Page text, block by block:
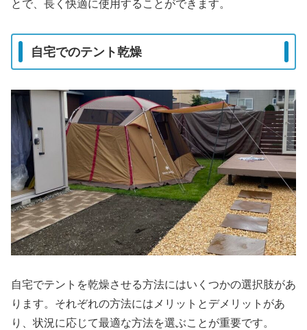
とで、長く快適に使用することができます。
自宅でのテント乾燥
自宅でテントを乾燥させる方法にはいくつかの選択肢があ
ります。それぞれの方法にはメリットとデメリットがあ
り、状況に応じて最適な方法を選ぶことが重要です。